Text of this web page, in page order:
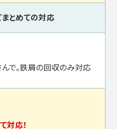
とめての対応
で。鉄屑の回収のみ対応
対応！